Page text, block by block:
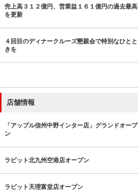
売上高３１２億円、営業益１６１億円の過去最高
を更新
４回目のディナークルーズ懇親会で特別なひとと
きを
店舗情報
「アップル信州中野インター店」グランドオープ
ン
ラビット北九州空港店オープン
ラビット天理富堂店オープン